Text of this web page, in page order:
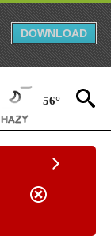
DOWNLOAD
56°